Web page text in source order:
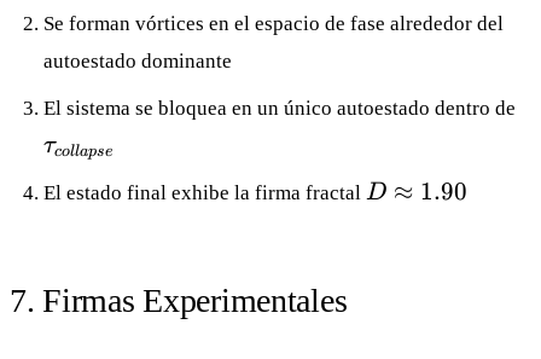
Se forman vórtices en el espacio de fase alrededor del
autoestado dominante
El sistema se bloquea en un único autoestado dentro de
τcollapse
El estado final exhibe la firma fractal D
D ≈ 1.90
7. Firmas Experimentales